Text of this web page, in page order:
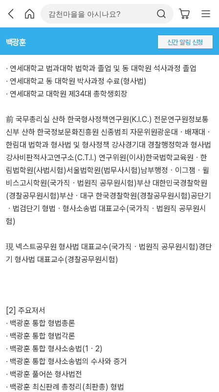
백광훈 신간 알림 신청
∙ 연세대학교 법과대학 법학과 졸업 및 동 대학원 석사과정 졸업
∙ 연세대학교 동 대학원 박사과정 수료(형사법)
∙ 연세대학교 대학원 제34대 총학생회장
前 국무총리실 산하 한국형사정책연구원(K.I.C.) 전문연구원정보통
신부 산하 한국정보문화진흥원 신종범죄 자문위원광운대ㆍ배재대ㆍ
한림대 법학과 형사법 및 형사정책 강사경기대 경찰행정학과 형사법
강사비판적사고연구소(C.T.I.) 연구위원(이사)한국법학교육원ㆍ한
림법학원(사법시험)서울법학원(법무사시험)남부행정ㆍ이그잼ㆍ윌
비스고시학원(국가직ㆍ법원직 공무원시험)부산 대한민국경찰학원
(경찰공무원시험)부산ㆍ대구 한국경찰학원(경찰공무원시험)공단기
ㆍ법검단기 형법ㆍ형사소송법 대표교수(국가직ㆍ법원직 공무원시
험)
現 넥스트공무원 형사법 대표교수(국가직ㆍ법원직 공무원시험)경단
기 형사법 대표교수(경찰공무원시험)
[2] 주요저서
∙ 백광훈 통합 형법총론
∙ 백광훈 통합 형법각론
∙ 백광훈 통합 형사소송법(1ㆍ2)
∙ 백광훈 통합 형사소송법의 수사와 증거
∙ 백광훈 풀어쓴 형사법전
∙ 백광훈 최신판례 총정리(최판총) 형법